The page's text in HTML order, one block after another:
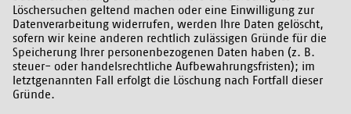
Löschersuchen geltend machen oder eine Einwilligung zur
Datenverarbeitung widerrufen, werden Ihre Daten gelöscht,
sofern wir keine anderen rechtlich zulässigen Gründe für die
Speicherung Ihrer personenbezogenen Daten haben (z. B.
steuer- oder handelsrechtliche Aufbewahrungsfristen); im
letztgenannten Fall erfolgt die Löschung nach Fortfall dieser
Gründe.